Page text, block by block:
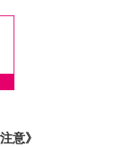
意》